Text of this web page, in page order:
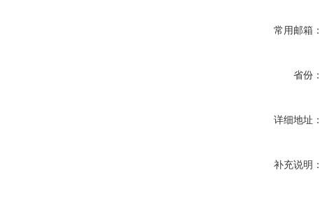
常用邮箱：
省份：
详细地址：
补充说明：